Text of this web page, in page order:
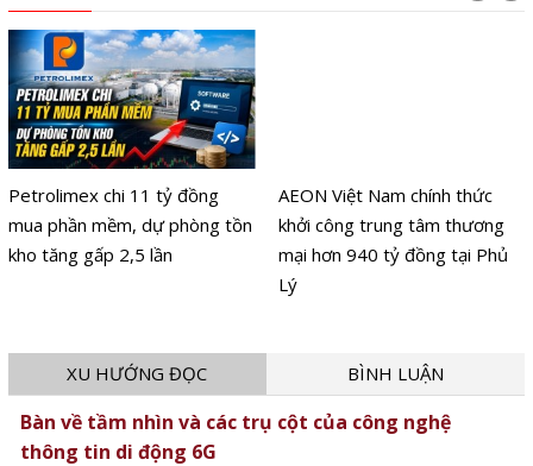
Petrolimex chi 11 tỷ đồng
mua phần mềm, dự phòng tồn
kho tăng gấp 2,5 lần
AEON Việt Nam chính thức
khởi công trung tâm thương
mại hơn 940 tỷ đồng tại Phủ
Lý
XU HƯỚNG ĐỌC BÌNH LUẬN
Bàn về tầm nhìn và các trụ cột của công nghệ
thông tin di động 6G